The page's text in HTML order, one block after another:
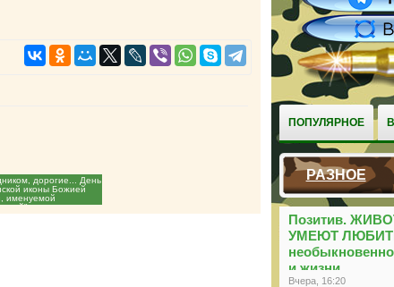
ПОПУЛЯРНОЕ
РАЗНОЕ
Позитив.
УМЕЮТ
и жизни
Вчера, 16:20
дорогие... День
иконы Божией
именуемой